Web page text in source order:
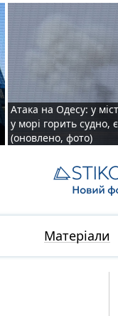
Атака на Одесу: у
у морі горить судно,
(оновлено, фото)
Матеріали